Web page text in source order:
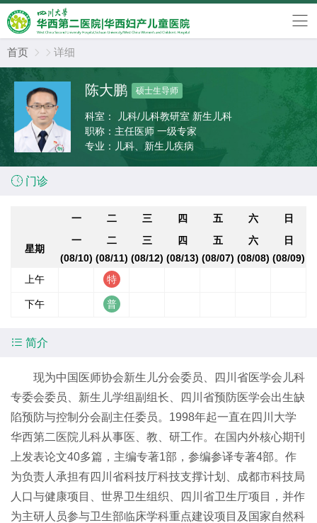
首页   详细
陈大鹏 硕士生导师
科室：
儿科/儿科教研室 新生儿科
职称： 主任医师 一级专家
专业： 儿科、新生儿疾病
 门诊
一 二 三 四 五 六 日
星期
一
(08/10)
二
(08/11)
三
(08/12)
四
(08/13)
五
(08/07)
六
(08/08)
日
(08/09)
上午
下午
 简介
现为中国医师协会新生儿分会委员、四川省医学会儿科
专委会委员、新生儿学组副组长、四川省预防医学会出生缺
陷预防与控制分会副主任委员。1998年起一直在四川大学
华西第二医院儿科从事医、教、研工作。在国内外核心期刊
上发表论文40多篇，主编专著1部，参编参译专著4部。作
为负责人承担有四川省科技厅科技支撑计划、成都市科技局
人口与健康项目、世界卫生组织、四川省卫生厅项目，并作
为主研人员参与卫生部临床学科重点建设项目及国家自然科